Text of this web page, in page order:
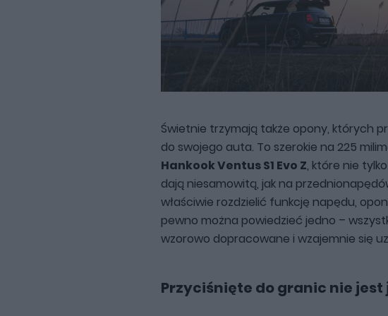
Świetnie trzymają także opony, których
do swojego auta. To szerokie na 225
Hankook Ventus S1 Evo Z, które nie
dają niesamowitą, jak na
właściwie rozdzielić funkcję napędu,
pewno można powiedzieć jedno –
wzorowo dopracowane i wzajemnie się
Przyciśnięte do granic nie jest